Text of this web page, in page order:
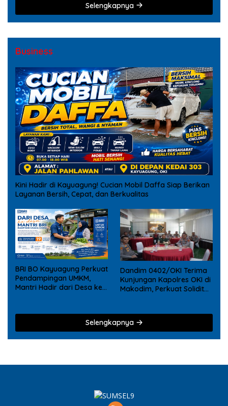
Selengkapnya
Business
Kini Hadir di Kayuagung! Cucian Mobil Daffa Siap Berikan
Layanan Bersih, Cepat, dan Berkualitas
BRI BO Kayuagung Perkuat
Pendampingan UMKM,
Mantri Hadir dari Desa ke
Dandim 0402/OKI Terima
Kunjungan Kapolres OKI di
Makodim, Perkuat Soliditas
Selengkapnya